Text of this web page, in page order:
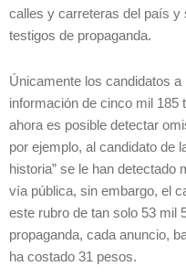
calles y carreteras del país y
testigos de propaganda.
Únicamente los candidatos
información de cinco mil 185
ahora es posible detectar
por ejemplo, al candidato de
historia” se le han detectado
vía pública, sin embargo, el
este rubro de tan solo 53 mil
propaganda, cada anuncio,
ha costado 31 pesos.